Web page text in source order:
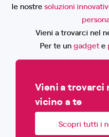
le nostresoluzioni
Vieni a trovarci nel
Per te ungadgete
Vieni a trovarci
vicino a te
Scopri tutti i